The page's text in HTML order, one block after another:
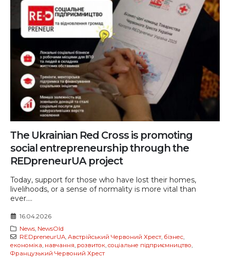
Тhe Ukrainian Red Cross is promoting
social entrepreneurship through the
REDpreneurUA project
Today, support for those who have lost their homes,
livelihoods, or a sense of normality is more vital than
ever....
16.04.2026
News, NewsOld
REDpreneurUA, Австрійський Червоний Хрест, бізнес,
економіка, навчання, розвиток, соціальне підприємництво,
Французький Червоний Хрест